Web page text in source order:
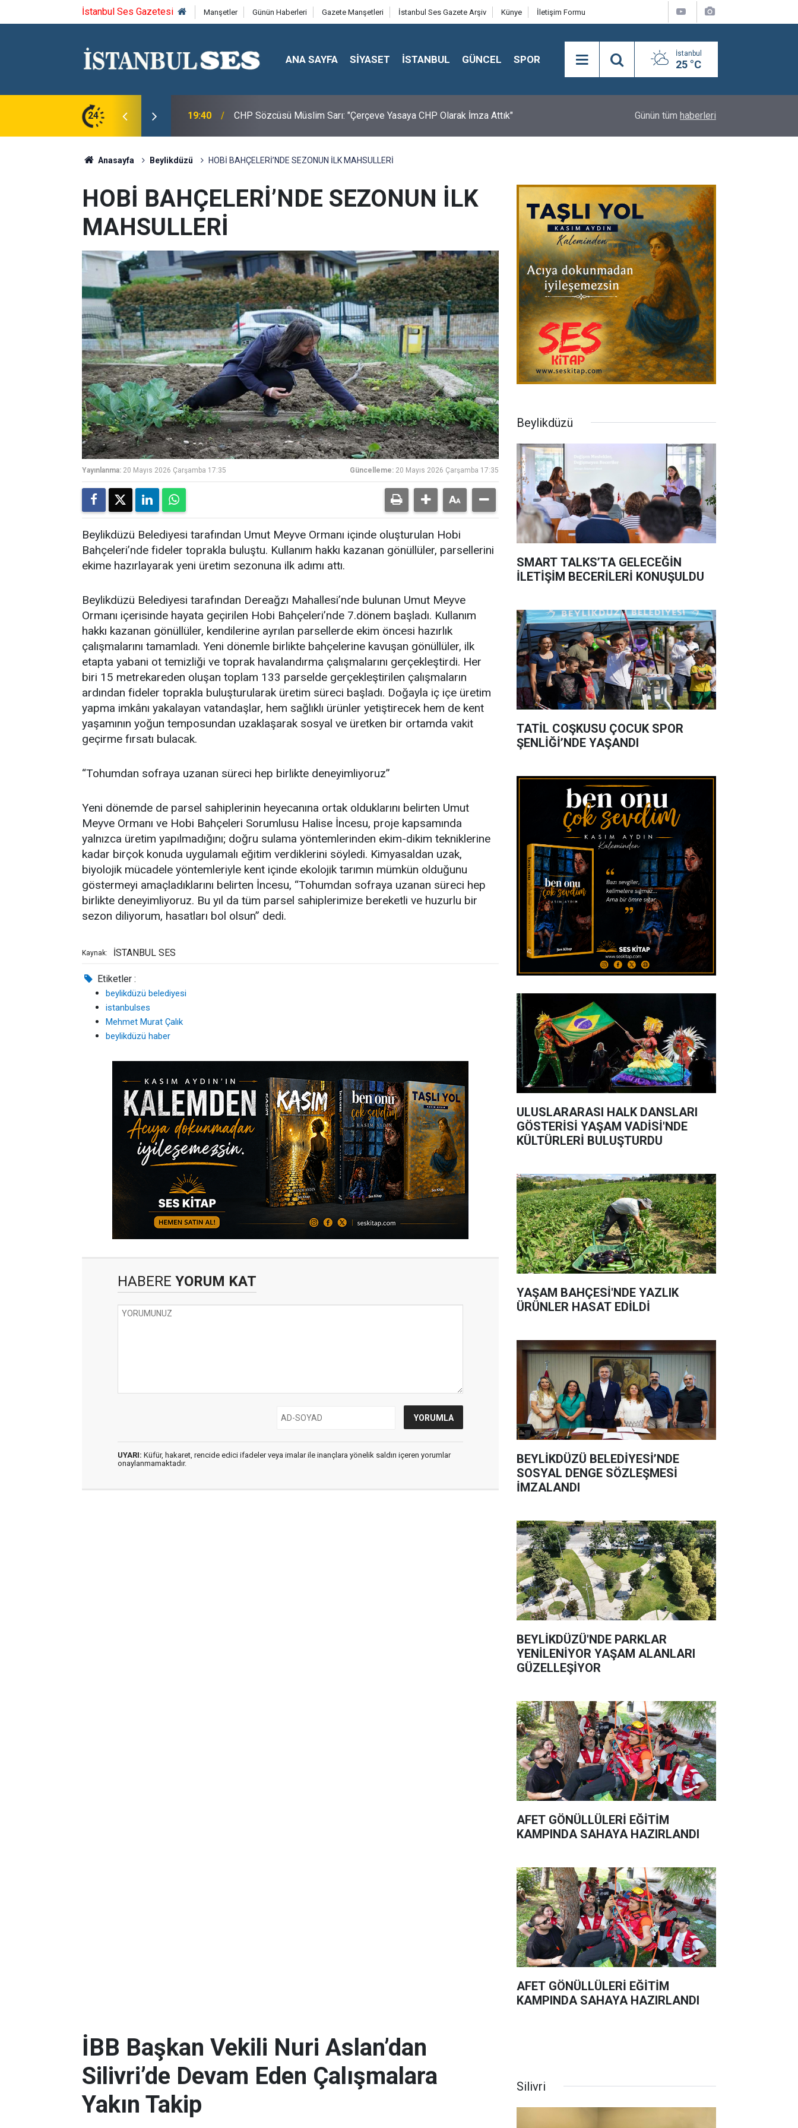
İstanbul Ses Gazetesi Manşetler Günün Haberleri Gazete Manşetleri İstanbul Ses Gazete Arşiv Künye İletişim Formu
ANA SAYFA SİYASET İSTANBUL GÜNCEL SPOR İstanbul
25 °C
24
CHP Spor Kurulu Üyeleri ile Bir Araya
19:40 CHP Sözcüsü Müslim Sarı: "Çerçeve Yasaya CHP Olarak İmza Attık" Y.A.A.Y.D. Derneği Koşusu’nda birinciliğe Kral
Günün tüm haberleri
Anasayfa Beylikdüzü HOBİ BAHÇELERİ’NDE SEZONUN İLK MAHSULLERİ
HOBİ BAHÇELERİ’NDE SEZONUN İLK
MAHSULLERİ
Yayınlanma: 20 Mayıs 2026 Çarşamba 17:35 Güncelleme: 20 Mayıs 2026 Çarşamba 17:35
Beylikdüzü Belediyesi tarafından Umut Meyve Ormanı içinde oluşturulan Hobi
Bahçeleri’nde fideler toprakla buluştu. Kullanım hakkı kazanan gönüllüler, parsellerini
ekime hazırlayarak yeni üretim sezonuna ilk adımı attı.
Beylikdüzü Belediyesi tarafından Dereağzı Mahallesi’nde bulunan Umut Meyve
Ormanı içerisinde hayata geçirilen Hobi Bahçeleri’nde 7.dönem başladı. Kullanım
hakkı kazanan gönüllüler, kendilerine ayrılan parsellerde ekim öncesi hazırlık
çalışmalarını tamamladı. Yeni dönemle birlikte bahçelerine kavuşan gönüllüler, ilk
etapta yabani ot temizliği ve toprak havalandırma çalışmalarını gerçekleştirdi. Her
biri 15 metrekareden oluşan toplam 133 parselde gerçekleştirilen çalışmaların
ardından fideler toprakla buluşturularak üretim süreci başladı. Doğayla iç içe üretim
yapma imkânı yakalayan vatandaşlar, hem sağlıklı ürünler yetiştirecek hem de kent
yaşamının yoğun temposundan uzaklaşarak sosyal ve üretken bir ortamda vakit
geçirme fırsatı bulacak.
“Tohumdan sofraya uzanan süreci hep birlikte deneyimliyoruz”
Yeni dönemde de parsel sahiplerinin heyecanına ortak olduklarını belirten Umut
Meyve Ormanı ve Hobi Bahçeleri Sorumlusu Halise İncesu, proje kapsamında
yalnızca üretim yapılmadığını; doğru sulama yöntemlerinden ekim-dikim tekniklerine
kadar birçok konuda uygulamalı eğitim verdiklerini söyledi. Kimyasaldan uzak,
biyolojik mücadele yöntemleriyle kent içinde ekolojik tarımın mümkün olduğunu
göstermeyi amaçladıklarını belirten İncesu, “Tohumdan sofraya uzanan süreci hep
birlikte deneyimliyoruz. Bu yıl da tüm parsel sahiplerimize bereketli ve huzurlu bir
sezon diliyorum, hasatları bol olsun” dedi.
Kaynak: İSTANBUL SES
Etiketler :
beylikdüzü belediyesi
istanbulses
Mehmet Murat Çalık
beylikdüzü haber
HABERE YORUM KAT
UYARI: Küfür, hakaret, rencide edici ifadeler veya imalar ile inançlara yönelik saldırı içeren yorumlar
onaylanmamaktadır.
Beylikdüzü
SMART TALKS’TA GELECEĞİN
İLETİŞİM BECERİLERİ KONUŞULDU
TATİL COŞKUSU ÇOCUK SPOR
ŞENLİĞİ’NDE YAŞANDI
ULUSLARARASI HALK DANSLARI
GÖSTERİSİ YAŞAM VADİSİ'NDE
KÜLTÜRLERİ BULUŞTURDU
YAŞAM BAHÇESİ'NDE YAZLIK
ÜRÜNLER HASAT EDİLDİ
BEYLİKDÜZÜ BELEDİYESİ’NDE
SOSYAL DENGE SÖZLEŞMESİ
İMZALANDI
BEYLİKDÜZÜ'NDE PARKLAR
YENİLENİYOR YAŞAM ALANLARI
GÜZELLEŞİYOR
AFET GÖNÜLLÜLERİ EĞİTİM
KAMPINDA SAHAYA HAZIRLANDI
AFET GÖNÜLLÜLERİ EĞİTİM
KAMPINDA SAHAYA HAZIRLANDI
İBB Başkan Vekili Nuri Aslan’dan
Silivri’de Devam Eden Çalışmalara
Yakın Takip
Silivri